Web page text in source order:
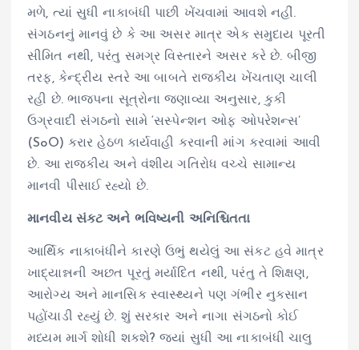
મળે, ત્યાં સુધી નાકાબંધી પાછી ખેંચવામાં આવશે નહીં.
સંગઠનનું માનવું છે કે આ અસર માત્ર એક સમુદાય પૂરતી
સીમિત નથી, પરંતુ સમગ્ર વિસ્તારને અસર કરે છે. બીજી
તરફ, કેન્દ્રીય સ્તરે આ બાબતે રાજકીય ખેંચતાણ ચાલી
રહી છે. ભાજપના સૂત્રોના જણાવ્યા અનુસાર, કુકી
ઉગ્રવાદી સંગઠનો સામે ‘સસ્પેન્શન ઓફ ઓપરેશન્સ’
(SoO) કરાર હેઠળ કાર્યવાહી કરવાની માંગ કરવામાં આવી
છે. આ રાજકીય અને વંશીય ગતિરોધ વચ્ચે સામાન્ય
માનવી પીસાઈ રહ્યો છે.
માનવીય સંકટ અને ભવિષ્યની અનિશ્ચિતતા
આર્થિક નાકાબંધીને કારણે ઉભું થયેલું આ સંકટ હવે માત્ર
ખાદ્યાન્નની અછત પૂરતું મર્યાદિત નથી, પરંતુ તે શિક્ષણ,
આરોગ્ય અને માનસિક સ્વાસ્થ્યને પણ ગંભીર નુકસાન
પહોંચાડી રહ્યું છે. શું સરકાર અને નાગા સંગઠનો કોઈ
મધ્યમ માર્ગ શોધી શકશે? જ્યાં સુધી આ નાકાબંધી ચાલુ